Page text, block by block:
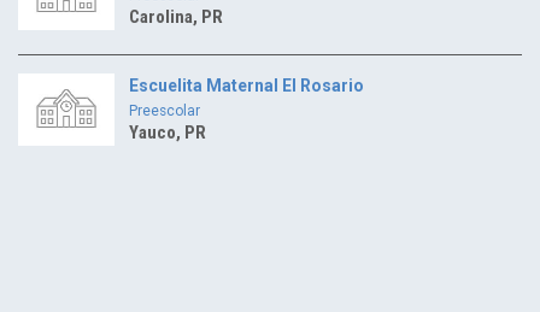
Carolina, PR
Escuelita Maternal El Rosario
Preescolar
Yauco, PR